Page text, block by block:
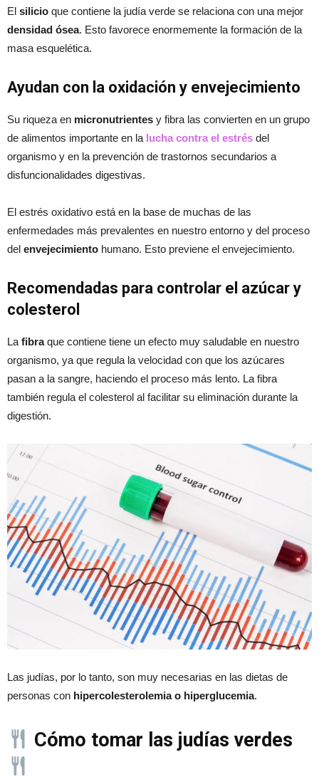
El silicio que contiene la judía verde se relaciona con una mejor
densidad ósea. Esto favorece enormemente la formación de la
masa esquelética.
Ayudan con la oxidación y envejecimiento
Su riqueza en micronutrientes y fibra las convierten en un grupo
de alimentos importante en la lucha contra el estrés del
organismo y en la prevención de trastornos secundarios a
disfuncionalidades digestivas.
El estrés oxidativo está en la base de muchas de las
enfermedades más prevalentes en nuestro entorno y del proceso
del envejecimiento humano. Esto previene el envejecimiento.
Recomendadas para controlar el azúcar y
colesterol
La fibraque contiene tiene un efecto muy saludable en nuestro
organismo, ya que regula la velocidad con que los azúcares
pasan a la sangre, haciendo el proceso más lento. La fibra
también regula el colesterol al facilitar su eliminación durante la
digestión.
Las judías, por lo tanto, son muy necesarias en las dietas de
personas con hipercolesterolemia o hiperglucemia.
Cómo tomar las judías verdes